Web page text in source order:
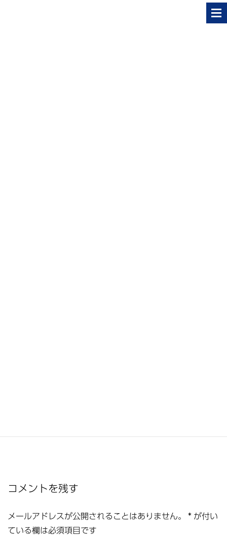
コメントを残す
メールアドレスが公開されることはありません。 * が付い
ている欄は必須項目です